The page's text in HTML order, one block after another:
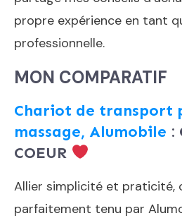
propre expérience en tant
professionnelle.
MON COMPARATIF
Chariot de transport
massage, Alumobile :
COEUR
Allier simplicité et praticité,
parfaitement tenu par